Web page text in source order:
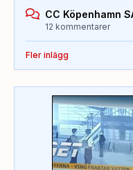
CC Köpenhamn
12 kommentarer
Fler inlägg